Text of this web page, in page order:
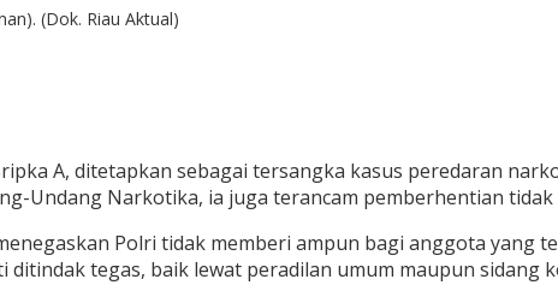
(Dok. Riau Aktual)
A, ditetapkan sebagai tersangka kasus peredaran
Undang Narkotika, ia juga terancam pemberhentian
Polri tidak memberi ampun bagi anggota yang
tegas, baik lewat peradilan umum maupun sidang